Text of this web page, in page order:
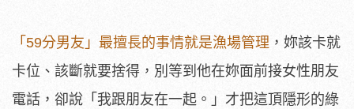
「59分男友」最擅長的事情就是漁場管理 ，妳該卡就
卡位、該斷就要捨得，別等到他在妳面前接女性朋友
電話，卻說「我跟朋友在一起。」才把這頂隱形的綠